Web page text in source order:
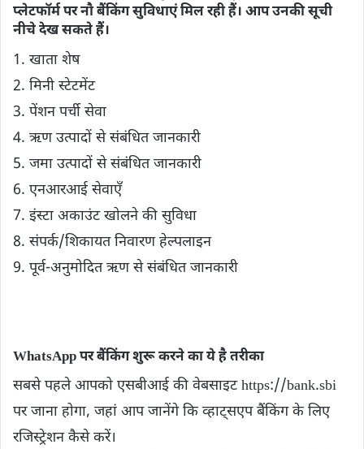
प्लेटफॉर्म पर नौ बैंकिंग सुविधाएं मिल रही हैं। आप उनकी सूची
नीचे देख सकते हैं।
1. खाता शेष
2. मिनी स्टेटमेंट
3. पेंशन पर्ची सेवा
4. ऋण उत्पादों से संबंधित जानकारी
5. जमा उत्पादों से संबंधित जानकारी
6. एनआरआई सेवाएँ
7. इंस्टा अकाउंट खोलने की सुविधा
8. संपर्क/शिकायत निवारण हेल्पलाइन
9. पूर्व-अनुमोदित ऋण से संबंधित जानकारी
WhatsApp पर बैंकिंग शुरू करने का ये है तरीका
सबसे पहले आपको एसबीआई की वेबसाइट https://bank.sbi
पर जाना होगा, जहां आप जानेंगे कि व्हाट्सएप बैंकिंग के लिए
रजिस्ट्रेशन कैसे करें।